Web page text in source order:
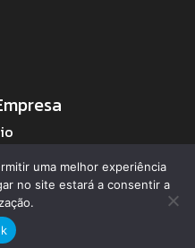
uma melhor experiência
no site estará a consentir a